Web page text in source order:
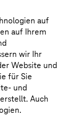
sich jetzt
braucht, um
industrielle
mitgestalten zu
auf
auf Ihrem
wir Ihr
Website und
für Sie
und
Auch